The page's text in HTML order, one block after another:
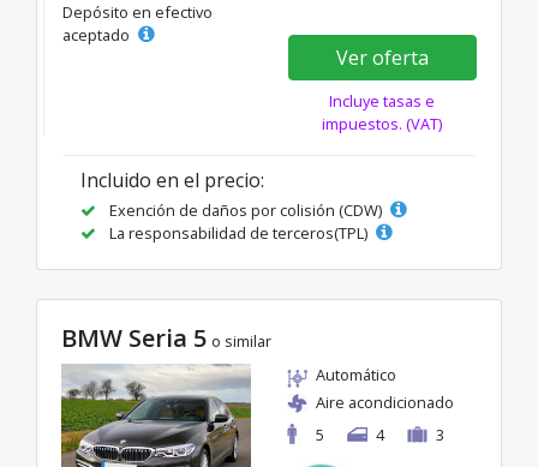
Depósito en efectivo
aceptado
Ver oferta
Incluye tasas e
impuestos. (VAT)
Incluido en el precio:
Exención de daños por colisión (CDW)
La responsabilidad de terceros(TPL)
BMW Seria 5 o similar
Automático
Aire acondicionado
5
4 3